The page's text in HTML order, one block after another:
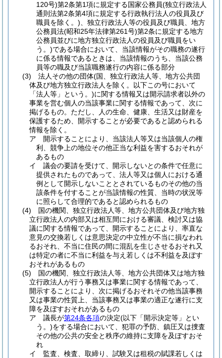
120号)第2条第1項に規定する国家公務員(独立行政法人
通則法第2条第4項に規定する行政執行法人の役員及び
職員を除く。) 、独立行政法人等の役員及び職員、地方
公務員法(昭和25年法律第261号)第2条に規定する地方
公務員並びに地方独立行政法人の役員及び職員をい
う。)である場合において、当該情報がその職務の遂行
に係る情報であるときは、当該情報のうち、当該公務
員等の職及び当該職務遂行の内容に係る部分
(3)
法人その他の団体(国、独立行政法人等、地方公共団
体及び地方独立行政法人を除く。以下この号において
「法人等」という。)に関する情報又は開示請求者以外の
事業を営む個人の当該事業に関する情報であって、次に
掲げるもの。 ただし、人の生命、健康、生活又は財産を
保護するため、開示することが必要であると認められる
情報を除く。
ア
開示することにより、当該法人等又は当該個人の権
利、競争上の地位その他正当な利益を害するおそれが
あるもの
イ
議会の要請を受けて、開示しないとの条件で任意に
提供されたものであって、法人等又は個人における通
例として開示しないこととされているものその他の当
該条件を付することが当該情報の性質、当時の状況等
に照らして合理的であると認められるもの
(4)
国の機関、独立行政法人等、地方公共団体及び地方独
立行政法人の内部又は相互間における審議、検討又は協
議に関する情報であって、開示することにより、率直な
意見の交換若しくは意思決定の中立性が不当に損なわれ
るおそれ、不当に住民の間に混乱を生じさせるおそれ又
は特定の者に不当に利益を与え若しくは不利益を及ぼす
おそれがあるもの
(5)
国の機関、独立行政法人等、地方公共団体又は地方独
立行政法人が行う事務又は事業に関する情報であって、
開示することにより、次に掲げるおそれその他当該事務
又は事業の性質上、当該事務又は事業の適正な遂行に支
障を及ぼすおそれがあるもの
ア
議長が第24条各項の決定(以下「開示決定等」とい
う。)をする場合において、犯罪の予防、鎮圧又は捜査
その他の公共の安全と秩序の維持に支障を及ぼすおそ
れ
イ
監査、検査、取締り、試験又は租税の賦課若しくは